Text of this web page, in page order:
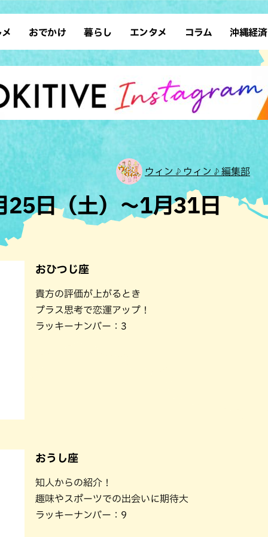
ン 沖縄そば
ウト カフェ
和食・日本料理
アジア・エスニック
イタリアン
洋料理 フレンチ
・焼肉 焼鳥・串料理
肉料理 居酒屋・バー
イキング
カレー
タコス・タコライス
おでかけ
デート ドライブ
散歩 ソロ活
レジャー アート
ホテル
サウナ 公園
暮らし
レシピ SDGs
ファッション ローカルニュース
沖縄移住 沖縄旧暦行事
エンタメ
スポーツ 占い
タレント・芸人 テレビ
コラム 沖縄経済
ウィン♪ウィン♪編集部
日（土）～1月31日
おひつじ座
貴方の評価が上がるとき
プラス思考で恋運アップ！
ラッキーナンバー：3
おうし座
知人からの紹介！
趣味やスポーツでの出会いに期待大
ラッキーナンバー：9